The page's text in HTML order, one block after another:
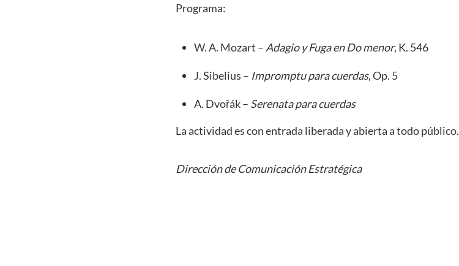
Programa:
W. A. Mozart – Adagio y Fuga en Do menor, K. 546
J. Sibelius – Impromptu para cuerdas, Op. 5
A. Dvořák – Serenata para cuerdas
La actividad es con entrada liberada y abierta a todo público.
Dirección de Comunicación Estratégica